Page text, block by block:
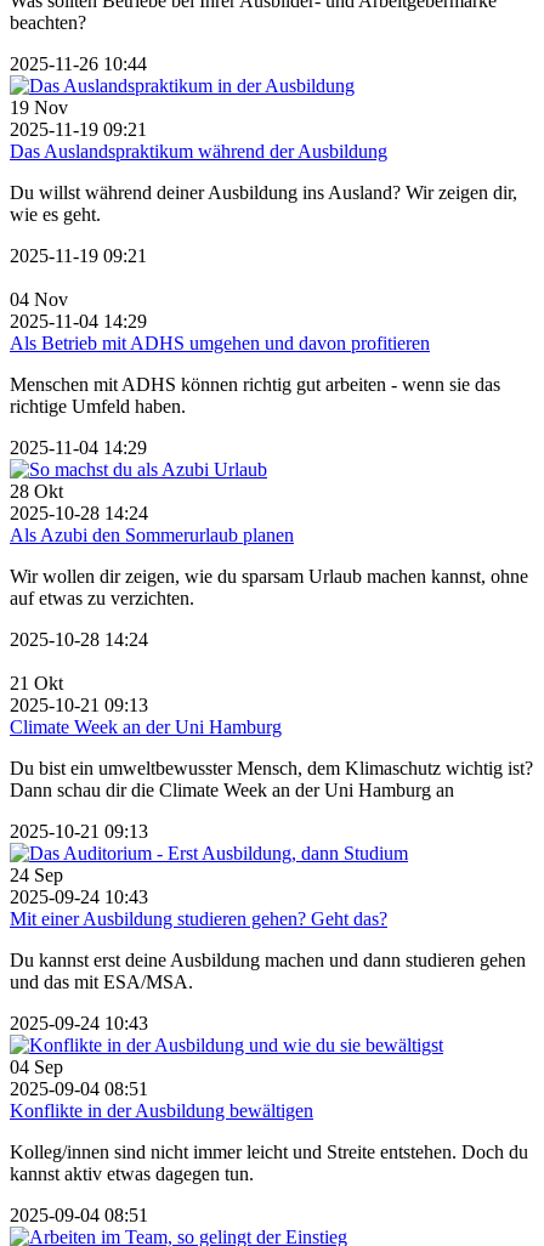
beachten?
2025-11-26 10:44
19 Nov
2025-11-19 09:21
Das Auslandspraktikum während der Ausbildung
Du willst während deiner Ausbildung ins Ausland? Wir zeigen dir,
wie es geht.
2025-11-19 09:21
04 Nov
2025-11-04 14:29
Als Betrieb mit ADHS umgehen und davon profitieren
Menschen mit ADHS können richtig gut arbeiten - wenn sie das
richtige Umfeld haben.
2025-11-04 14:29
28 Okt
2025-10-28 14:24
Als Azubi den Sommerurlaub planen
Wir wollen dir zeigen, wie du sparsam Urlaub machen kannst, ohne
auf etwas zu verzichten.
2025-10-28 14:24
21 Okt
2025-10-21 09:13
Climate Week an der Uni Hamburg
Du bist ein umweltbewusster Mensch, dem Klimaschutz wichtig ist?
Dann schau dir die Climate Week an der Uni Hamburg an
2025-10-21 09:13
24 Sep
2025-09-24 10:43
Mit einer Ausbildung studieren gehen? Geht das?
Du kannst erst deine Ausbildung machen und dann studieren gehen
und das mit ESA/MSA.
2025-09-24 10:43
04 Sep
2025-09-04 08:51
Konflikte in der Ausbildung bewältigen
Kolleg/innen sind nicht immer leicht und Streite entstehen. Doch du
kannst aktiv etwas dagegen tun.
2025-09-04 08:51